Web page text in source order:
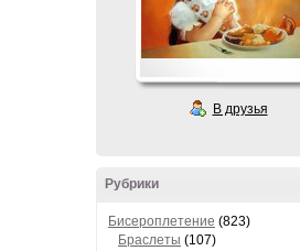
В друзья
Рубрики
Бисероплетение (823)
Браслеты (107)